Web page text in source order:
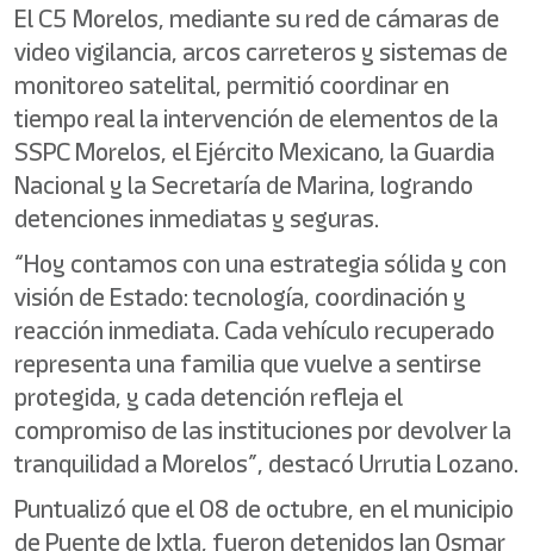
El C5 Morelos, mediante su red de cámaras de
video vigilancia, arcos carreteros y sistemas de
monitoreo satelital, permitió coordinar en
tiempo real la intervención de elementos de la
SSPC Morelos, el Ejército Mexicano, la Guardia
Nacional y la Secretaría de Marina, logrando
detenciones inmediatas y seguras.
“Hoy contamos con una estrategia sólida y con
visión de Estado: tecnología, coordinación y
reacción inmediata. Cada vehículo recuperado
representa una familia que vuelve a sentirse
protegida, y cada detención refleja el
compromiso de las instituciones por devolver la
tranquilidad a Morelos”, destacó Urrutia Lozano.
Puntualizó que el 08 de octubre, en el municipio
de Puente de Ixtla, fueron detenidos Ian Osmar